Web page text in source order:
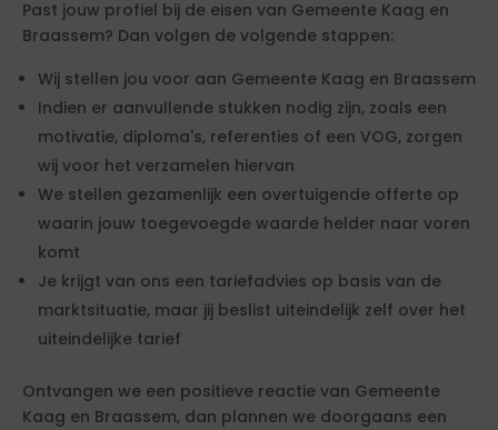
Past jouw profiel bij de eisen van Gemeente Kaag en
Braassem? Dan volgen de volgende stappen:
Wij stellen jou voor aan Gemeente Kaag en Braassem
Indien er aanvullende stukken nodig zijn, zoals een
motivatie, diploma's, referenties of een VOG, zorgen
wij voor het verzamelen hiervan
We stellen gezamenlijk een overtuigende offerte op
waarin jouw toegevoegde waarde helder naar voren
komt
Je krijgt van ons een tariefadvies op basis van de
marktsituatie, maar jij beslist uiteindelijk zelf over het
uiteindelijke tarief
Ontvangen we een positieve reactie van Gemeente
Kaag en Braassem, dan plannen we doorgaans een